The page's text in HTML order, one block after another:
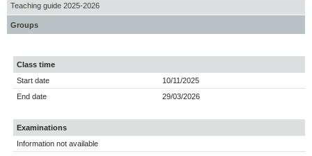
Teaching guide 2025-2026
Groups
Class time
Start date
10/11/2025
End date
29/03/2026
Examinations
Information not available